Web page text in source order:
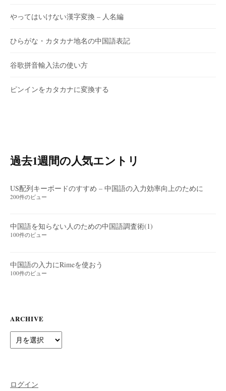
やってはいけない漢字変換 – 人名編
ひらがな・カタカナ地名の中国語表記
谷歌拼音輸入法の使い方
ピンインをカタカナに変換する
過去1週間の人気エントリ
US配列キーボードのすすめ – 中国語の入力効率向上のために
200件のビュー
中国語を知らない人のための中国語調査術(1)
100件のビュー
中国語の入力にRimeを使おう
100件のビュー
ARCHIVE
Archive
ログイン